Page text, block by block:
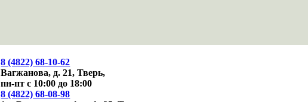
8 (4822) 68-10-62
Вагжанова, д. 21,Тверь,
пн-пт с 10:00 до 18:00
8 (4822) 68-08-98